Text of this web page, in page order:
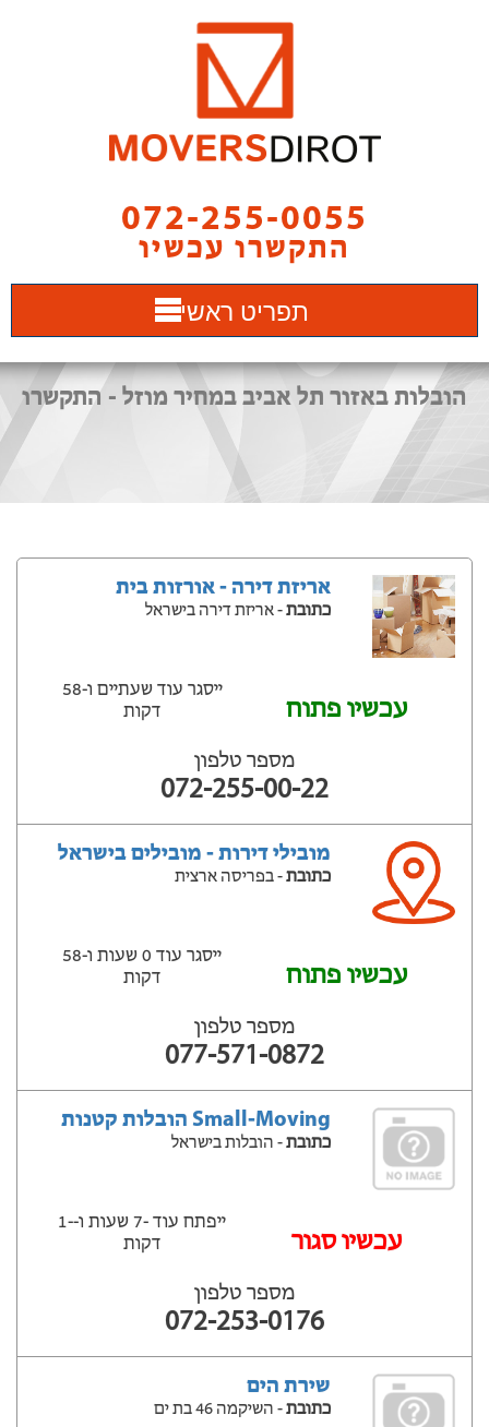
072-255-0055
התקשרו עכשיו
תפריט ראשי
הובלות באזור תל אביב במחיר מוזל - התקשרו
אריזת דירה - אורזות בית
כתובת- אריזת דירה בישראל
עכשיו פתוח
ייסגר עוד שעתיים ‫ו-58
דקות
מספר טלפון
072-255-00-22
מובילי דירות - מובילים בישראל
כתובת- בפריסה ארצית
עכשיו פתוח
ייסגר עוד 0 שעות ‫ו-58
דקות
מספר טלפון
077-571-0872
Small-Moving הובלות קטנות
כתובת- הובלות בישראל
‫עכשיו סגור
ייפתח עוד -7 שעות ‫ו--1
דקות
מספר טלפון
072-253-0176
שירת הים
כתובת- השיקמה 46 בת ים